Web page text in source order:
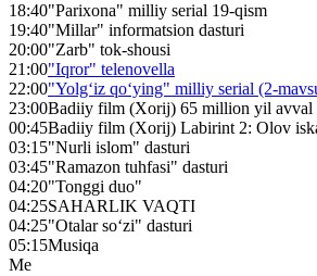
18:40"Parixona" milliy serial 19-qism
19:40"Millar" informatsion dasturi
20:00"Zarb" tok-shousi
21:00"Iqror" telenovella
22:00"Yolg‘iz qo‘ying" milliy serial (2-
23:00Badiiy film (Xorij) 65 million yil avval
00:45Badiiy film (Xorij) Labirint 2: Olov
03:15"Nurli islom" dasturi
03:45"Ramazon tuhfasi" dasturi
04:20"Tonggi duo"
04:25SAHARLIK VAQTI
04:25"Otalar so‘zi" dasturi
05:15Musiqa
Me